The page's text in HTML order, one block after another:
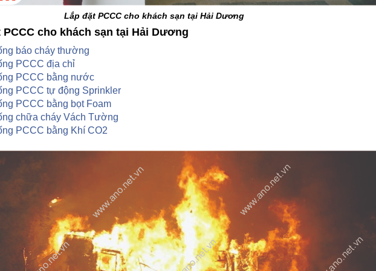
Lắp đặt PCCC cho khách sạn tại Hải Dương
cho khách sạn tại Hải Dương
báo cháy thường
PCCC địa chỉ
PCCC bằng nước
PCCC tự động Sprinkler
PCCC bằng bọt Foam
chữa cháy Vách Tường
PCCC bằng Khí CO2